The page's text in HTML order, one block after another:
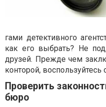
гами детективного
как его выбрать? Не
друзей. Прежде чем
конторой,
Проверить
бюро